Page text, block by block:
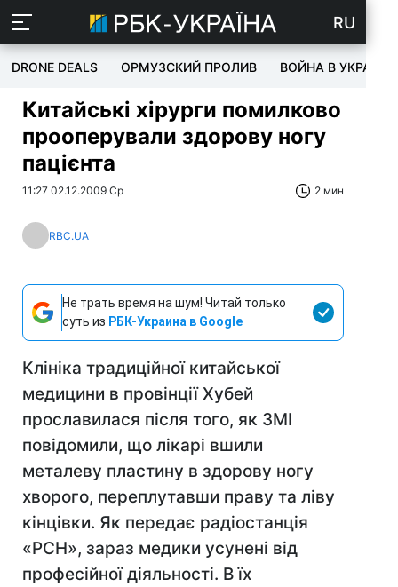
RU
DRONE DEALS ОРМУЗСКИЙ ПРОЛИВ ВОЙНА В УКРАИНЕ
Китайські хірурги помилково
прооперували здорову ногу
пацієнта
11:27 02.12.2009 Ср 2 мин
RBC.UA
Не трать время на шум! Читай только
суть из РБК-Украина в Google
Клініка традиційної китайської
медицини в провінції Хубей
прославилася після того, як ЗМІ
повідомили, що лікарі вшили
металеву пластину в здорову ногу
хворого, переплутавши праву та ліву
кінцівки. Як передає радіостанція
«РСН», зараз медики усунені від
професійної діяльності. В їх